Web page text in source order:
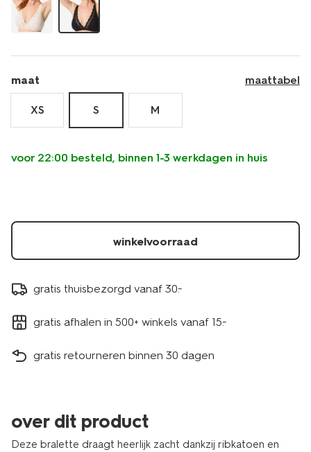
maat maattabel
XS S M
voor 22:00 besteld, binnen 1-3 werkdagen in huis
winkelvoorraad
gratis thuisbezorgd vanaf 30.-
gratis afhalen in 500+ winkels vanaf 15.-
gratis retourneren binnen 30 dagen
over dit product
Deze bralette draagt heerlijk zacht dankzij ribkatoen en